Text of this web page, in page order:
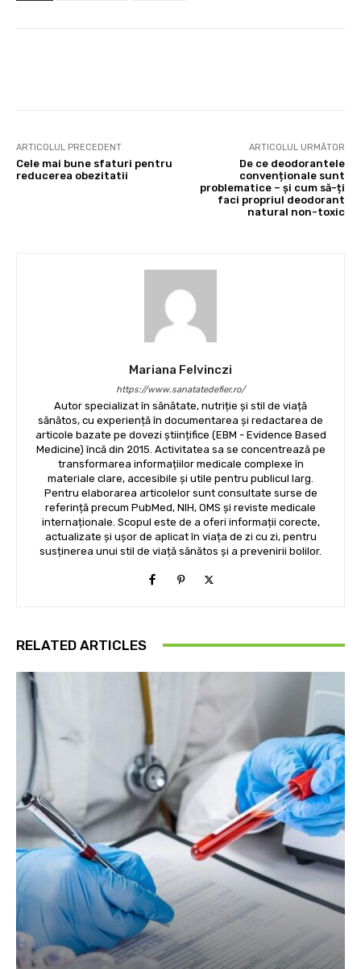
ARTICOLUL PRECEDENT
Cele mai bune sfaturi pentru
reducerea obezitatii
ARTICOLUL URMĂTOR
De ce deodorantele
convenționale sunt
problematice – și cum să-ți
faci propriul deodorant
natural non-toxic
Mariana Felvinczi
https://www.sanatatedefier.ro/
Autor specializat în sănătate, nutriție și stil de viață
sănătos, cu experiență în documentarea și redactarea de
articole bazate pe dovezi științifice (EBM - Evidence Based
Medicine) încă din 2015. Activitatea sa se concentrează pe
transformarea informațiilor medicale complexe în
materiale clare, accesibile și utile pentru publicul larg.
Pentru elaborarea articolelor sunt consultate surse de
referință precum PubMed, NIH, OMS și reviste medicale
internaționale. Scopul este de a oferi informații corecte,
actualizate și ușor de aplicat în viața de zi cu zi, pentru
susținerea unui stil de viață sănătos și a prevenirii bolilor.
RELATED ARTICLES